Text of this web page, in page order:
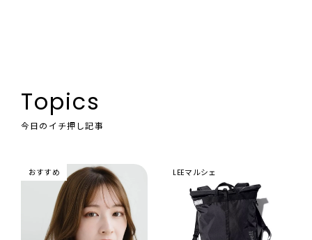
Topics
今日のイチ押し記事
おすすめ LEEマルシェ